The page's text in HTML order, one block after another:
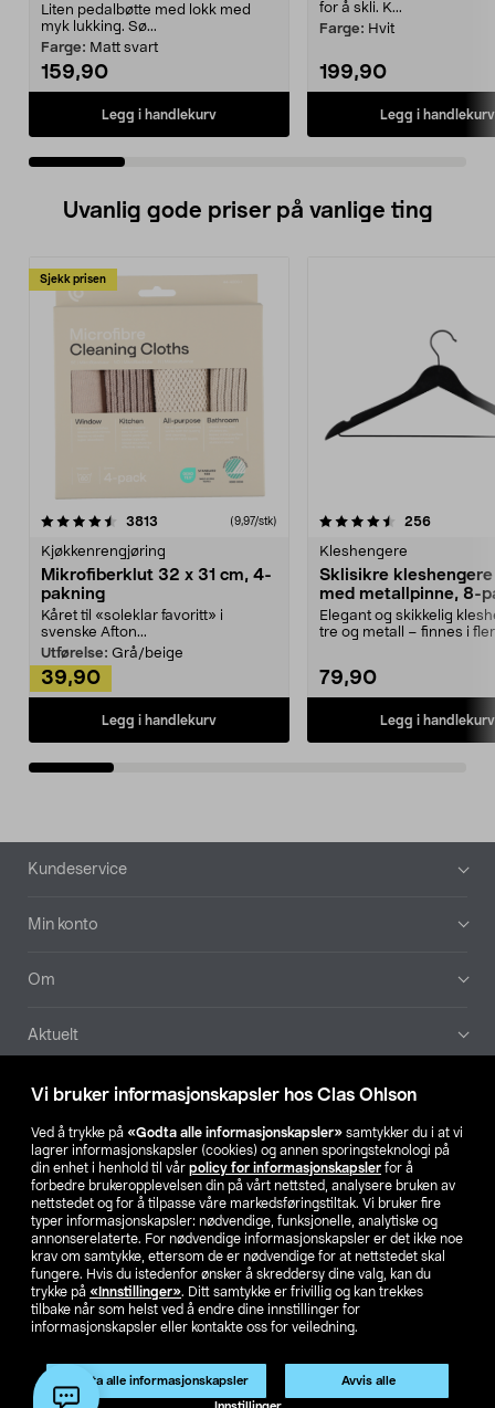
Vi bruker informasjonskapsler hos Clas Ohlson
Ved å trykke på «Godta alle informasjonskapsler» samtykker du i at vi
lagrer informasjonskapsler (cookies) og annen sporingsteknologi på
din enhet i henhold til vår policy for informasjonskapsler for å
forbedre brukeropplevelsen din på vårt nettsted, analysere bruken av
nettstedet og for å tilpasse våre markedsføringstiltak. Vi bruker fire
typer informasjonskapsler: nødvendige, funksjonelle, analytiske og
annonserelaterte. For nødvendige informasjonskapsler er det ikke noe
krav om samtykke, ettersom de er nødvendige for at nettstedet skal
fungere. Hvis du istedenfor ønsker å skreddersy dine valg, kan du
trykke på «Innstillinger». Ditt samtykke er frivillig og kan trekkes
tilbake når som helst ved å endre dine innstillinger for
informasjonskapsler eller kontakte oss for veiledning.
Godta alle informasjonskapsler Avvis alle
Produktet har utgått
Artikkelnr.:44-1822-1
Liten pedalbøtte med lokk med
myk lukking. Sø...
Farge: Matt svart
159,90
Legg i handlekurv
for å skli. K...
Farge: Hvit
199,90
Legg i handlekurv
Uvanlig gode priser på vanlige ting
Sjekk prisen
3813 anmeldelser(9,97/stk)
Kjøkkenrengjøring
Mikrofiberklut 32 x 31 cm, 4-
pakning
Kåret til «soleklar favoritt» i
svenske Afton...
Utførelse: Grå/beige
39,90
Legg i handlekurv
4.5av 5 stjerner 256
Kleshengere
Sklisikre
med metallpinne, 8-
Elegant og skikkelig
tre og metall – finnes i
79,90
Legg i handlekurv
4.5av 5 stjerner
Bunntekst
Kundeservice
Min konto
Om
Aktuelt
Våre selskaper
Finn din butikk
SE NO FI
Endre til priser ekskl. moms